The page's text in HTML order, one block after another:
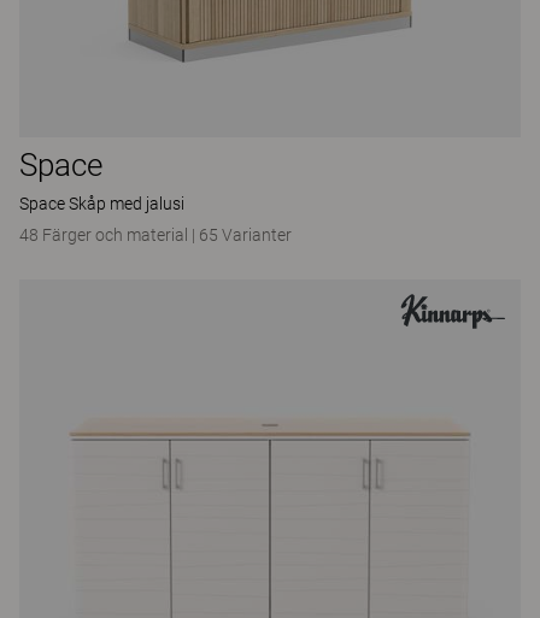
Space
Space Skåp med jalusi
48 Färger och material | 65 Varianter